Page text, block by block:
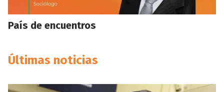
País de encuentros
Últimas noticias